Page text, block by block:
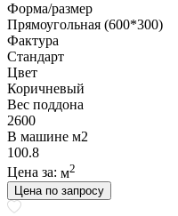
Форма/размер
Прямоугольная (600*300)
Фактура
Стандарт
Цвет
Коричневый
Вес поддона
2600
В машине м2
100.8
Цена за: м2
Цена по запросу